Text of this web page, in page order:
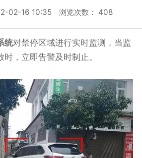
02-16 10:35 浏览次数： 408
统对禁停区域进行实时监测，当监
，立即告警及时制止。